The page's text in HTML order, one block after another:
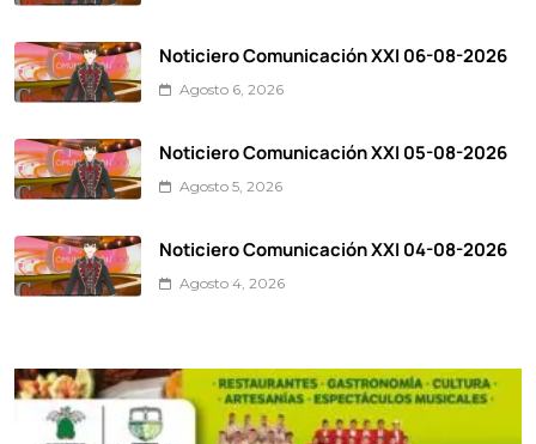
Noticiero Comunicación XXI 06-08-2026
Agosto 6, 2026
Noticiero Comunicación XXI 05-08-2026
Agosto 5, 2026
Noticiero Comunicación XXI 04-08-2026
Agosto 4, 2026